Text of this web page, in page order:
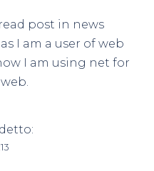
post in news
I am a user of web
I am using net for